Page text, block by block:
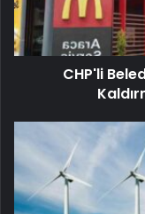
CHP'li